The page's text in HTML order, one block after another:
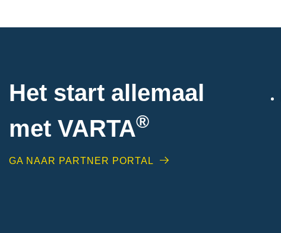
Het start allemaal
met VARTA®
GA NAAR PARTNER PORTAL